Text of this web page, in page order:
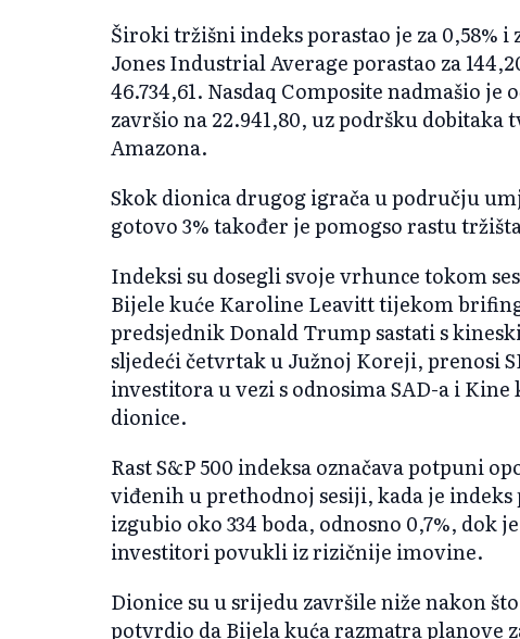
Široki tržišni indeks porastao je za 0,58% i
Jones Industrial Average porastao za
46.734,61. Nasdaq Composite nadmašio je
završio na 22.941,80, uz podršku
Amazona.
Skok dionica drugog igrača u području
gotovo 3% također je pomogso rastu
Indeksi su dosegli svoje vrhunce tokom
Bijele kuće Karoline Leavitt tijekom
predsjednik Donald Trump sastati s
sljedeći četvrtak u Južnoj Koreji, prenosi
investitora u vezi s odnosima SAD-a i
dionice.
Rast S&P 500 indeksa označava potpuni
viđenih u prethodnoj sesiji, kada je indeks
izgubio oko 334 boda, odnosno 0,7%, dok
investitori povukli iz rizičnije imovine.
Dionice su u srijedu završile niže nakon
potvrdio da Bijela kuća razmatra planove